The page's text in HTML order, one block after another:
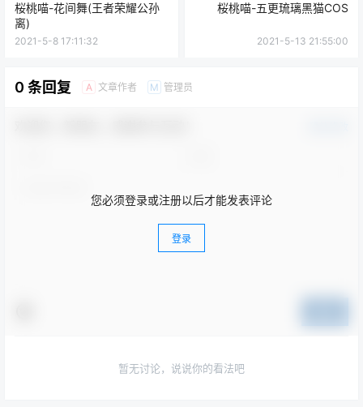
桜桃喵-花间舞(王者荣耀公孙
离)
2021-5-8 17:11:32
桜桃喵-五更琉璃黑猫COS
2021-5-13 21:55:00
0 条回复 A 文章作者 M 管理员
您必须登录或注册以后才能发表评论
登录
暂无讨论，说说你的看法吧